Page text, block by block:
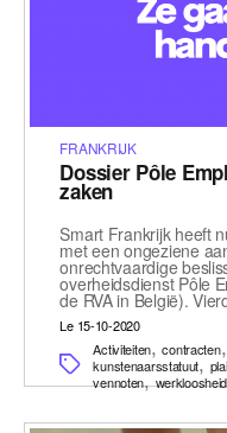
FRANKRIJK
Dossier Pôle
zaken
Smart Frankrijk heeft
met een ongeziene
onrechtvaardige
overheidsdienst Pôle
de RVA in België).
Le 15-10-2020
Activiteiten,contracten,
kunstenaarsstatuut,
vennoten,werkloosheid